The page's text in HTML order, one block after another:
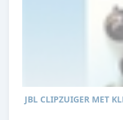
JBL CLIPZUIGER MET